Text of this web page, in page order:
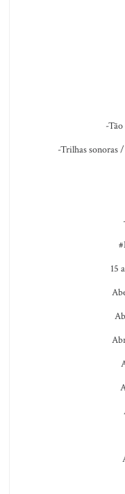
-
-Trilhas sonoras
15